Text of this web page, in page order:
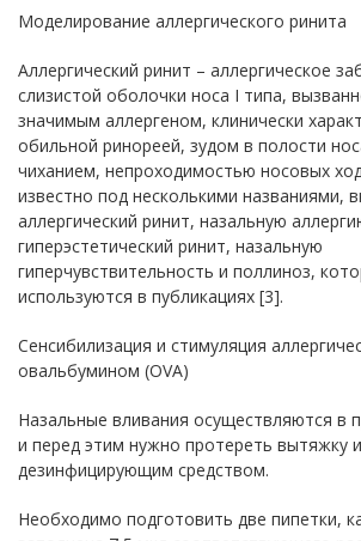
Моделирование аллергического ринита
Аллергический ринит – аллергическое
слизистой оболочки носа I типа,
значимым аллергеном, клинически
обильной ринореей, зудом в полости
чиханием, непроходимостью носовых
известно под несколькими названиями,
аллергический ринит, назальную
гиперэстетический ринит, назальную
гиперчувствительность и поллиноз,
используются в публикациях [3].
Сенсибилизация и стимуляция
овальбумином (OVA)
Назальные вливания осуществляются в
и перед этим нужно протереть вытяжку
дезинфицирующим средством.
Необходимо подготовить две пипетки,